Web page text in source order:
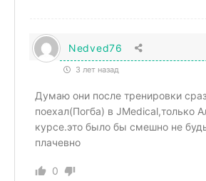
Nedved76
3 лет назад
Думаю они после тренировки
поехал(Погба) в JMedical,только
курсе.это было бы смешно не
плачевно
0